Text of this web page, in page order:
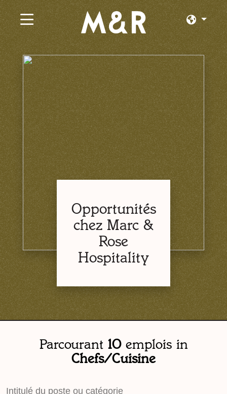
×
Emplois actuels
Parcourir par Catégorie
Parcourir par État
Parcourir par Emplacement
Connexion ou inscription
Opportunités
chez Marc &
Rose
Hospitality
Parcourant 10emplois in
Chefs/Cuisine